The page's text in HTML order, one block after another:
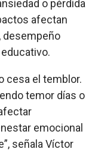
o pérdida
afectan
desempeño
cesa el temblor.
temor días o
emocional
señala Víctor